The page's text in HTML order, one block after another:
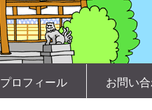
プロフィール お問い
社・21日連続参拝」とは